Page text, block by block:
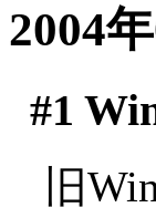
2004
#1
旧